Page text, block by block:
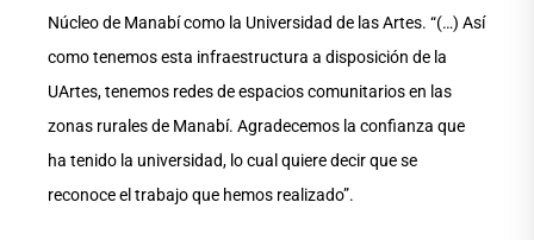
Núcleo de Manabí como la Universidad de las Artes. “(…) Así
como tenemos esta infraestructura a disposición de la
UArtes, tenemos redes de espacios comunitarios en las
zonas rurales de Manabí. Agradecemos la confianza que
ha tenido la universidad, lo cual quiere decir que se
reconoce el trabajo que hemos realizado”.